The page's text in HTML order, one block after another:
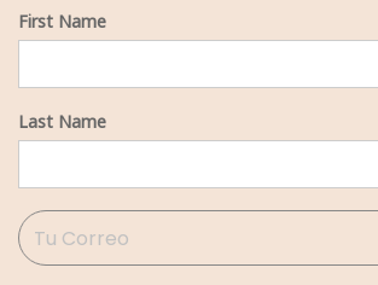
First Name
Last Name